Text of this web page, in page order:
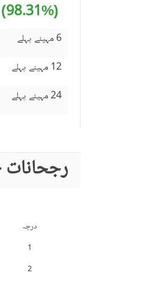
(98.31%) 60,726 PKR
6 مہینے پہلے
12 مہینے پہلے
24 مہینے پہلے
درجہ
1
2